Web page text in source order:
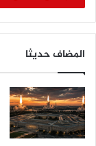
المضاف حديثا